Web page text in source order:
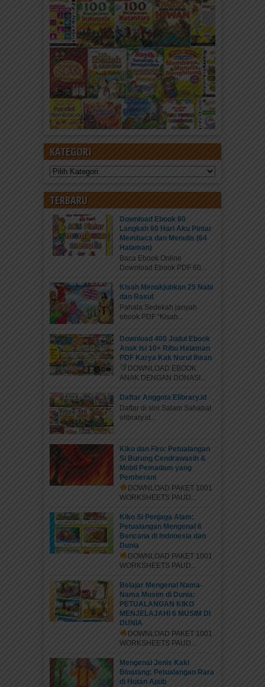
KATEGORI
Kategori
TERBARU
Download Ebook 60
Langkah 60 Hari Aku Pintar
Membaca dan Menulis (64
Halaman)
Baca Ebook Online
Download Ebook PDF 60...
Kisah Menakjubkan 25 Nabi
dan Rasul
Pahala Sedekah jariyah
ebook PDF “Kisah...
Download 400 Judul Ebook
Anak Isi 10+ Ribu Halaman
PDF Karya Kak Nurul Ihsan
DOWNLOAD EBOOK
ANAK DENGAN DONASI...
Daftar Anggota Elibrary.id
Daftar di sini Salam Sahabat
elibrary.id...
Kiko dan Firo: Petualangan
Si Burung Cendrawasih &
Mobil Pemadam yang
Pemberani
DOWNLOAD PAKET 1001
WORKSHEETS PAUD...
Kiko Si Penjaga Alam:
Petualangan Mengenal 6
Bencana di Indonesia dan
Dunia
DOWNLOAD PAKET 1001
WORKSHEETS PAUD...
Belajar Mengenal Nama-
Nama Musim di Dunia:
PETUALANGAN KIKO
MENJELAJAHI 6 MUSIM DI
DUNIA
DOWNLOAD PAKET 1001
WORKSHEETS PAUD...
Mengenal Jenis Kaki
Binatang: Petualangan Rara
di Hutan Ajaib